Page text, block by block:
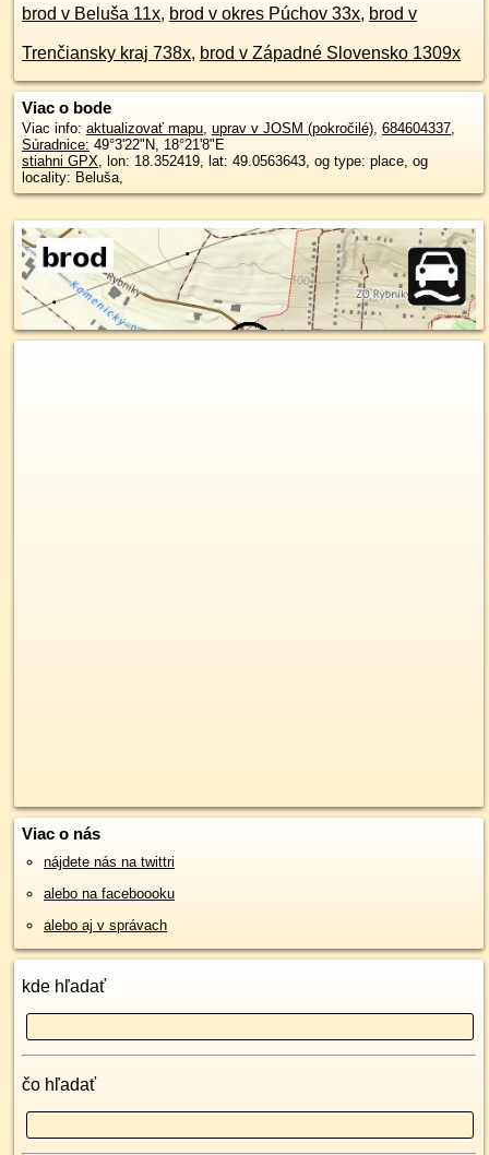
brod v Beluša 11x, brod v okres Púchov 33x, brod v
Trenčiansky kraj 738x, brod v Západné Slovensko 1309x
Viac o bode
Viac info: aktualizovať mapu, uprav v JOSM (pokročilé), 684604337,
Súradnice: 49°3'22"N, 18°21'8"E
stiahni GPX, lon: 18.352419, lat: 49.0563643, og type: place, og
locality: Beluša,
Viac o nás
nájdete nás na twittri
alebo na faceboooku
alebo aj v správach
kde hľadať
čo hľadať